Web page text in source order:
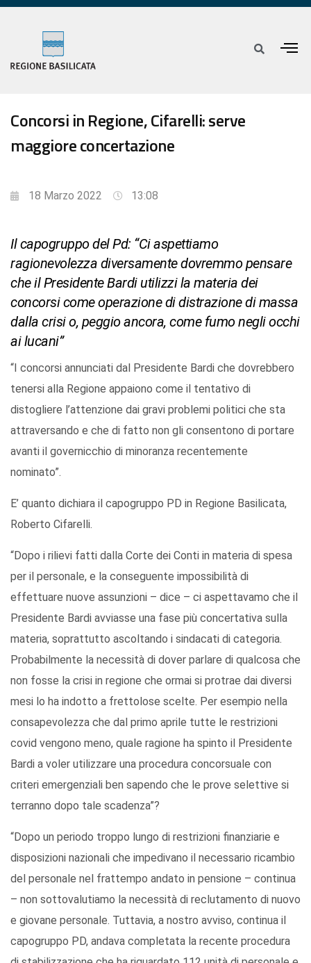
Concorsi in Regione, Cifarelli: serve
maggiore concertazione
18 Marzo 2022 13:08
Il capogruppo del Pd: “Ci aspettiamo
ragionevolezza diversamente dovremmo pensare
che il Presidente Bardi utilizzi la materia dei
concorsi come operazione di distrazione di massa
dalla crisi o, peggio ancora, come fumo negli occhi
ai lucani”
“I concorsi annunciati dal Presidente Bardi che dovrebbero
tenersi alla Regione appaiono come il tentativo di
distogliere l’attenzione dai gravi problemi politici che sta
attraversando e che di fatto non gli consentono di portare
avanti il governicchio di minoranza recentemente
nominato”.
E’ quanto dichiara il capogruppo PD in Regione Basilicata,
Roberto Cifarelli.
“Dopo i rilievi fatti dalla Corte dei Conti in materia di spesa
per il personale, e la conseguente impossibilità di
effettuare nuove assunzioni – dice – ci aspettavamo che il
Presidente Bardi avviasse una fase più concertativa sulla
materia, soprattutto ascoltando i sindacati di categoria.
Probabilmente la necessità di dover parlare di qualcosa che
non fosse la crisi in regione che ormai si protrae dai diversi
mesi lo ha indotto a frettolose scelte. Per esempio nella
consapevolezza che dal primo aprile tutte le restrizioni
covid vengono meno, quale ragione ha spinto il Presidente
Bardi a voler utilizzare una procedura concorsuale con
criteri emergenziali ben sapendo che le prove selettive si
terranno dopo tale scadenza”?
“Dopo un periodo troppo lungo di restrizioni finanziarie e
disposizioni nazionali che impedivano il necessario ricambio
del personale nel frattempo andato in pensione – continua
– non sottovalutiamo la necessità di reclutamento di nuovo
e giovane personale. Tuttavia, a nostro avviso, continua il
capogruppo PD, andava completata la recente procedura